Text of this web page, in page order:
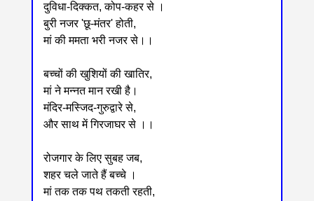
दुविधा-दिक्कत, कोप-कहर से ।
बुरी नजर 'छू-मंतर' होती,
मां की ममता भरी नजर से।।
बच्चों की खुशियों की खातिर,
मां ने मन्नत मान रखी है।
मंदिर-मस्जिद-गुरुद्वारे से,
और साथ में गिरजाघर से ।।
रोजगार के लिए सुबह जब,
शहर चले जाते हैं बच्चे ।
मां तक तक पथ तकती रहती,